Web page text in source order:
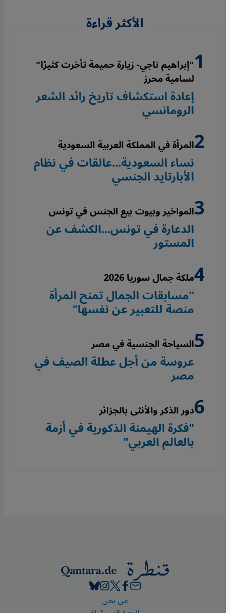
الأكثر قراءة
"إبراهيم ناجي- زيارة حميمة تأخرت كثيرًا"
لسامية محرز
إعادة استكشاف تاريخ رائد الشعر
الرومانسي
المرأة في المملكة العربية السعودية
نساء السعودية...عالقات في نظام
الأبارتايد الجنسي
المواخير وبيوت بيع الجنس في تونس
الدعارة في تونس...الكشف عن
المستور
ملكة جمال سوريا 2026
"مسابقات الجمال تمنح المرأة
منصة للتعبير عن نفسها"
السياحة الجنسية في مصر
عروسة من أجل عطلة الصيف في
مصر
دور الذكر والأنثى بالجزائر
"فكرة الهيمنة الذكورية في أزمة
بالعالم العربي"
Footer
من نحن